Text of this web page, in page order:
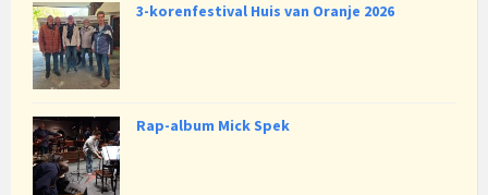
3-korenfestival Huis van Oranje 2026
Rap-album Mick Spek